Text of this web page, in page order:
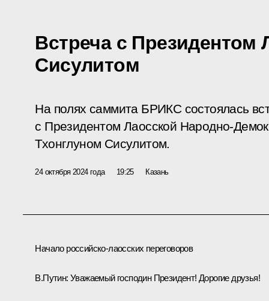
Встреча с Президентом
Сисулитом
На полях саммита БРИКС состоялась
с Президентом Лаосской Народно-
Тхонглуном Сисулитом.
24 октября 2024 года 19:25 Казань
Начало российско-лаосских переговоров
В.Путин: Уважаемый господин Президент! Дорогие друзья!